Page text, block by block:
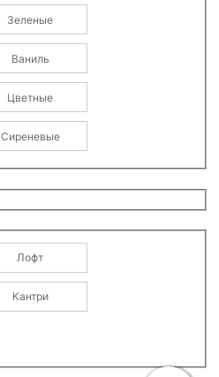
Зеленые
Ваниль
Цветные
Сиреневые
Лофт
Кантри